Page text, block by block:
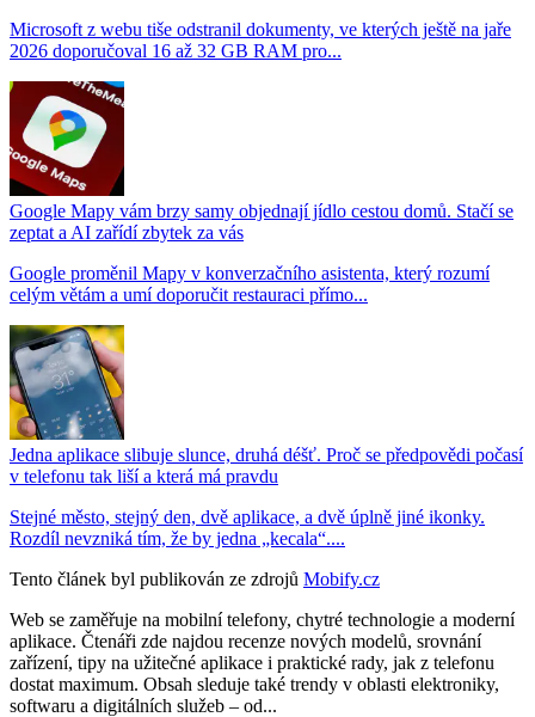
Microsoft z webu tiše odstranil dokumenty, ve kterých ještě na jaře
2026 doporučoval 16 až 32 GB RAM pro...
Google Mapy vám brzy samy objednají jídlo cestou domů. Stačí se
zeptat a AI zařídí zbytek za vás
Google proměnil Mapy v konverzačního asistenta, který rozumí
celým větám a umí doporučit restauraci přímo...
Jedna aplikace slibuje slunce, druhá déšť. Proč se předpovědi počasí
v telefonu tak liší a která má pravdu
Stejné město, stejný den, dvě aplikace, a dvě úplně jiné ikonky.
Rozdíl nevzniká tím, že by jedna „kecala“....
Tento článek byl publikován ze zdrojů Mobify.cz
Web se zaměřuje na mobilní telefony, chytré technologie a moderní
aplikace. Čtenáři zde najdou recenze nových modelů, srovnání
zařízení, tipy na užitečné aplikace i praktické rady, jak z telefonu
dostat maximum. Obsah sleduje také trendy v oblasti elektroniky,
softwaru a digitálních služeb – od...